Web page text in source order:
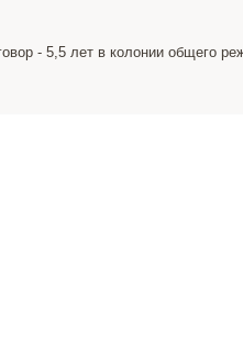
- 5,5 лет в колонии общего